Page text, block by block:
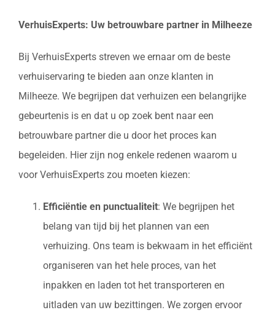
VerhuisExperts: Uw betrouwbare partner in Milheeze
Bij VerhuisExperts streven we ernaar om de beste
verhuiservaring te bieden aan onze klanten in
Milheeze. We begrijpen dat verhuizen een belangrijke
gebeurtenis is en dat u op zoek bent naar een
betrouwbare partner die u door het proces kan
begeleiden. Hier zijn nog enkele redenen waarom u
voor VerhuisExperts zou moeten kiezen:
Efficiëntie en punctualiteit: We begrijpen het
belang van tijd bij het plannen van een
verhuizing. Ons team is bekwaam in het efficiënt
organiseren van het hele proces, van het
inpakken en laden tot het transporteren en
uitladen van uw bezittingen. We zorgen ervoor